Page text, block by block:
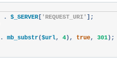
. $_SERVER [ 'REQUEST_URI' ];
. mb_substr($url, 4), true, 301);